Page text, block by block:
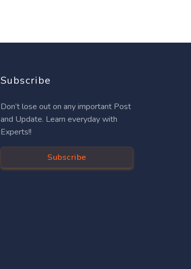
Subscribe
Don’t lose out on any important Post
and Update. Learn everyday with
Experts!!
Subscribe